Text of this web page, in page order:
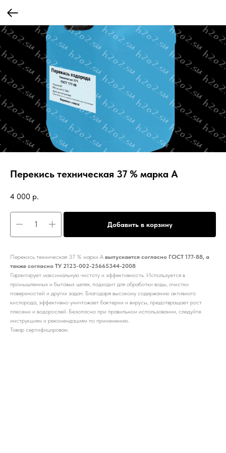
Перекись техническая 37 % марка А
4 000 р.
Добавить в корзину
Перекись техническая 37 % марки А выпускается согласно ГОСТ 177-88, а
также согласно ТУ 2123-002-25665344-2008
Гарантирует максимальную чистоту и эффективность. Используется в
промышленных и бытовых целях, подходит для обработки воды, очистки
поверхностей и других задач. Благодаря высокому содержанию активного
кислорода, эффективно уничтожает бактерии и вирусы, предотвращает рост
плесени и водорослей. Безопасно при правильном использовании, следуйте
инструкциям и рекомендациям по применению.
Товар сертифицирован.